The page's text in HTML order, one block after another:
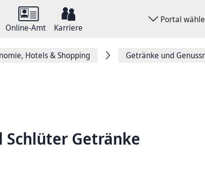
Online-Amt Karriere
Portal
Hotels & Shopping Getränke und
Schlüter Getränke